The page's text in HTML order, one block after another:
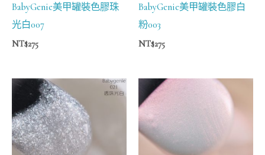
BabyGenie美甲罐裝色膠珠
光白007
NT$275
BabyGenie美甲罐裝色膠白
粉003
NT$275